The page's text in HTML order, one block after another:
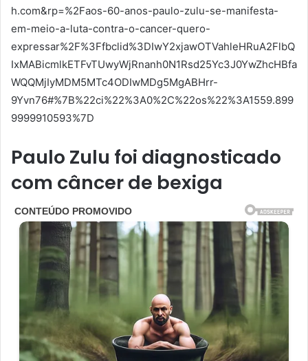
h.com&rp=%2Faos-60-anos-paulo-zulu-se-manifesta-
em-meio-a-luta-contra-o-cancer-quero-
expressar%2F%3Ffbclid%3DIwY2xjawOTVahleHRuA2FlbQ
IxMABicmlkETFvTUwyWjRnanh0N1Rsd25Yc3J0YwZhcHBfa
WQQMjIyMDM5MTc4ODIwMDg5MgABHrr-
9Yvn76#%7B%22ci%22%3A0%2C%22os%22%3A1559.899
9999910593%7D
Paulo Zulu foi diagnosticado
com câncer de bexiga